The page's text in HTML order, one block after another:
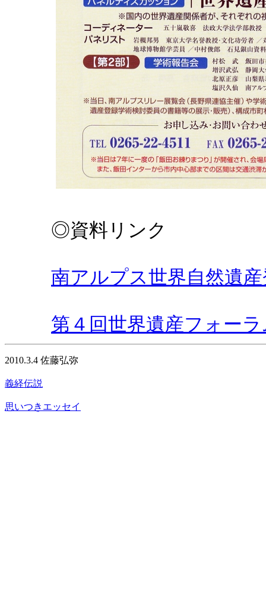
◎資料リンク
南アルプス世界自然遺
第４回世界遺産フォー
2010.3.4 佐藤弘弥
義経伝説
思いつきエッセイ